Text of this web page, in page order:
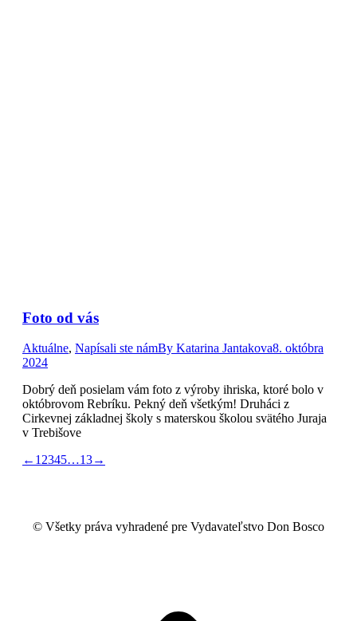
Foto od vás
Aktuálne, Napísali ste námBy Katarina Jantakova8. októbra
2024
Dobrý deň posielam vám foto z výroby ihriska, ktoré bolo v
októbrovom Rebríku. Pekný deň všetkým! Druháci z
Cirkevnej základnej školy s materskou školou svätého Juraja
v Trebišove
← 1 2345…13→
© Všetky práva vyhradené pre Vydavateľstvo Don Bosco